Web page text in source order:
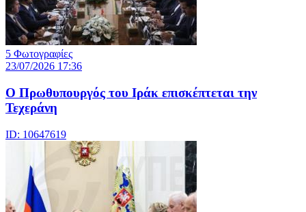
5 Φωτογραφίες
23/07/2026 17:36
Ο Πρωθυπουργός του Ιράκ επισκέπτεται την
Τεχεράνη
ID: 10647619